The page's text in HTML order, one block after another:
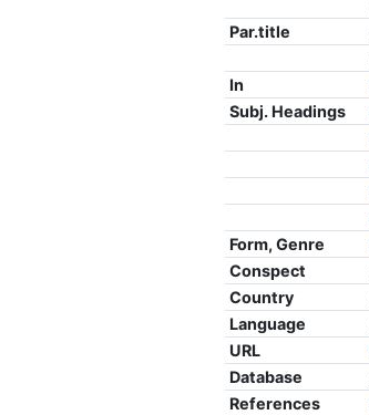
Par.title
In
Subj. Headings
Form, Genre
Conspect
Country
Language
URL
Database
References